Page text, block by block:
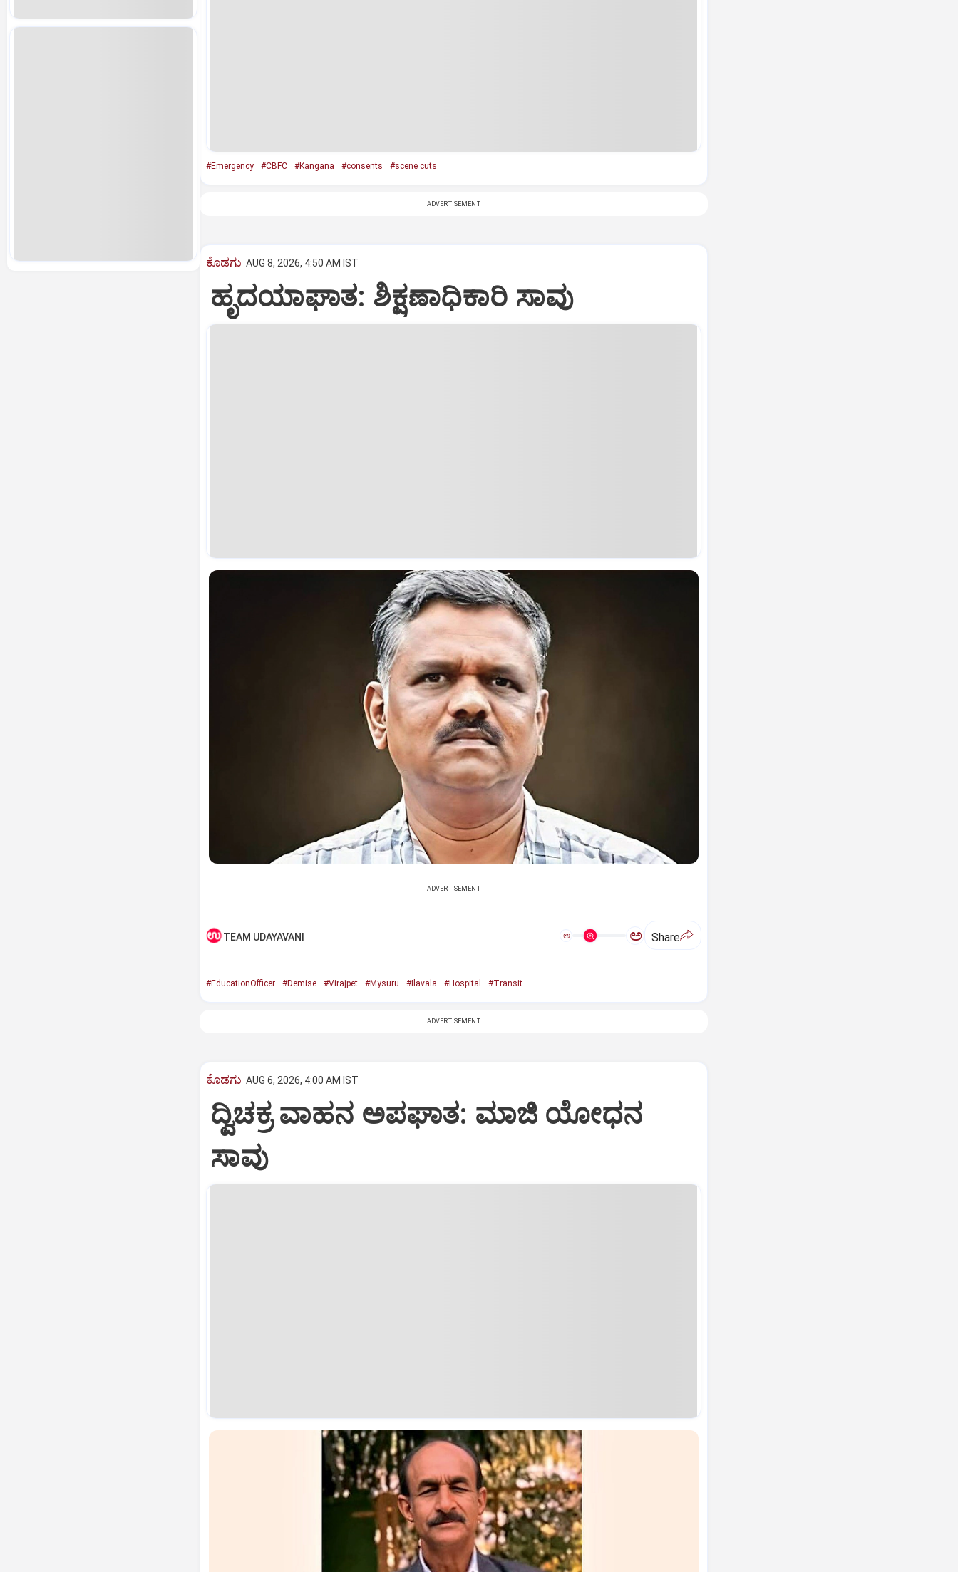
#Emergency #CBFC #Kangana #consents #scene cuts
ADVERTISEMENT
ಕೊಡಗು AUG 8, 2026, 4:50 AM IST
ಹೃದಯಾಘಾತ: ಶಿಕ್ಷಣಾಧಿಕಾರಿ ಸಾವು
ADVERTISEMENT
TEAM UDAYAVANI ಅ ಅ Share
#EducationOfficer #Demise #Virajpet #Mysuru #Ilavala #Hospital #Transit
ADVERTISEMENT
ಕೊಡಗು AUG 6, 2026, 4:00 AM IST
ದ್ವಿಚಕ್ರ ವಾಹನ ಅಪಘಾತ: ಮಾಜಿ ಯೋಧನ
ಸಾವು